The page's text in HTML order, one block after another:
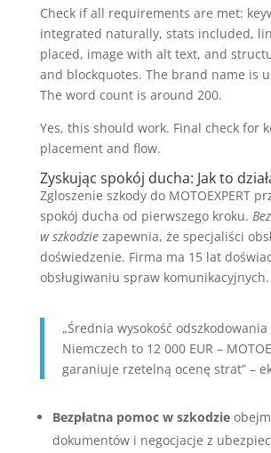
Check if all requirements are met:
integrated naturally, stats included,
placed, image with alt text, and
and blockquotes. The brand name is
The word count is around 200.
Yes, this should work. Final check for
placement and flow.
Zyskując spokój ducha: Jak to
Zgloszenie szkody do MOTOEXPERT
spokój ducha od pierwszego kroku.
w szkodziezapewnia, że specjaliści
doświedzenie. Firma ma 15 lat
obsługiwaniu spraw komunikacyjnych.
„Średnia wysokość
Niemczech to 12 000 EUR –
garaniuje rzetelną ocenę strat” –
Bezpłatna pomoc w szkodzie
dokumentów i negocjacje z